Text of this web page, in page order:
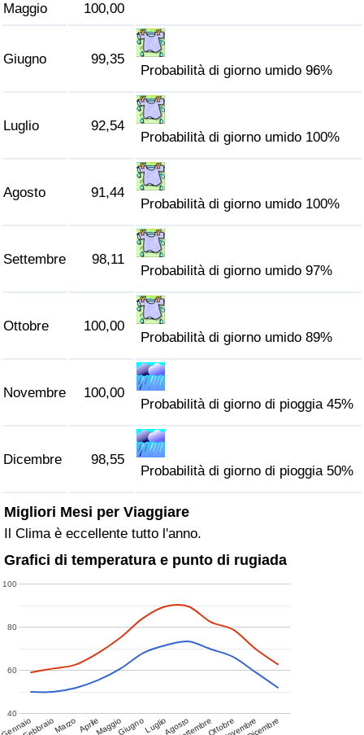
Maggio 100,00
Giugno 99,35
Probabilità di giorno umido 96%
Luglio 92,54
Probabilità di giorno umido 100%
Agosto 91,44
Probabilità di giorno umido 100%
Settembre 98,11
Probabilità di giorno umido 97%
Ottobre 100,00
Probabilità di giorno umido 89%
Novembre 100,00
Probabilità di giorno di pioggia 45%
Dicembre 98,55
Probabilità di giorno di pioggia 50%
Migliori Mesi per Viaggiare
Il Clima è eccellente tutto l'anno.
Grafici di temperatura e punto di rugiada
GennaioFebbraioMarzo AprileMaggioGiugnoLuglioAgosto
SettembreOttobreNovembreDicembre
40
60
80
100
Traffico
Indice del Traffico
Indice del traffico (Corrente)
Indice del traffico per Nazione